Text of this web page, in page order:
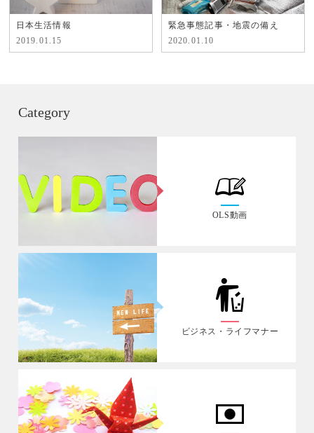
日本生活情報
2019.01.15
緊急事態記事・地震の備え
2020.01.10
Category
OLS動画
ビジネス・ライフマナー